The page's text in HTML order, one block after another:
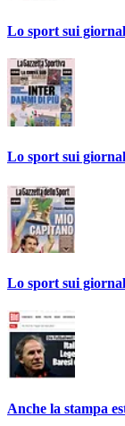
Lo sport sui
Lo sport sui
Lo sport sui
Anche la stampa